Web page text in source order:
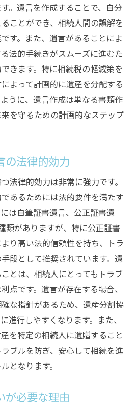
配慮と後見人の指定
えとその対策
るための遺言活用法
意形成を促進する方法
の進め方
選任とその役割
の利用が推奨される理由
ラブル防止策
続財産の分配方法
具体的な配分方法
品の分配方法
財産の取り扱い
けるための工夫
基準とその計算
とその影響
る遺言の具体的な書き方
な基本情報とその記載方法
いための明確な表現
・押印する際の注意点
その役割
イプ遺言の違い
法とその重要性
。遺言を作成することで、自分
ことができ、相続人間の誤解を
す。また、遺言があることによ
法的手続きがスムーズに進むた
きます。特に相続税の軽減策を
よって計画的に遺産を分配する
うに、遺言作成は単なる書類作
を守るための計画的なステップ
の法律的効力
法律的効力は非常に強力です。
あるためには法的要件を満たす
は自筆証書遺言、公正証書遺
類がありますが、特に公正証書
り高い法的信頼性を持ち、トラ
段として推奨されています。遺
とは、相続人にとってもトラブ
点です。遺言が存在する場合、
な指針があるため、遺産分割協
進行しやすくなります。また、
を特定の相続人に遺贈すること
ブルを防ぎ、安心して相続を進
となります。
が必要な理由